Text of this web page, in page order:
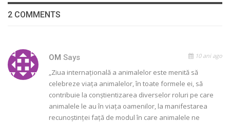
2 COMMENTS
OM Says 10 ani ago
„Ziua internațională a animalelor este menită să
celebreze viața animalelor, în toate formele ei, să
contribuie la conștientizarea diverselor roluri pe care
animalele le au în viața oamenilor, la manifestarea
recunoștinței față de modul în care animalele ne